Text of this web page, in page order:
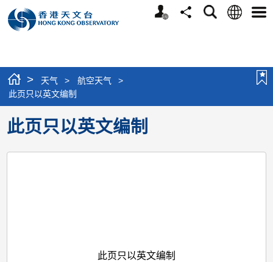
个
分
搜
语
选
> 天气 > 航空天气
>
此页只以英文编制
此页只以英文编制
此页只以英文编制